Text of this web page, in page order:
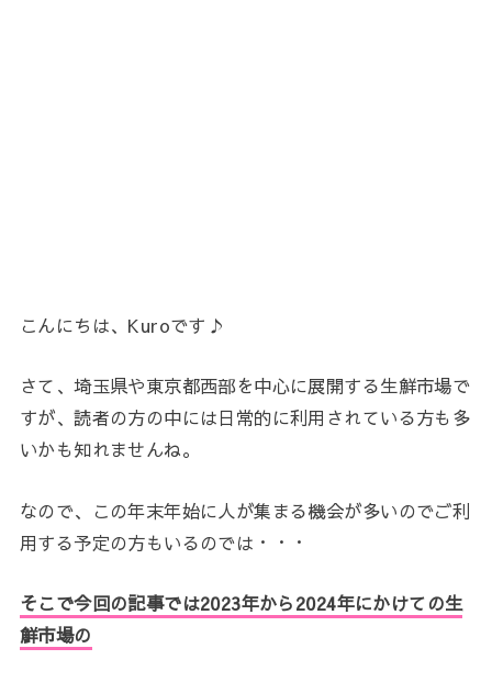
こんにちは、Kuroです♪
さて、埼玉県や東京都西部を中心に展開する生鮮市場で
すが、読者の方の中には日常的に利用されている方も多
いかも知れませんね。
なので、この年末年始に人が集まる機会が多いのでご利
用する予定の方もいるのでは・・・
そこで今回の記事では2023年から2024年にかけての生
鮮市場の